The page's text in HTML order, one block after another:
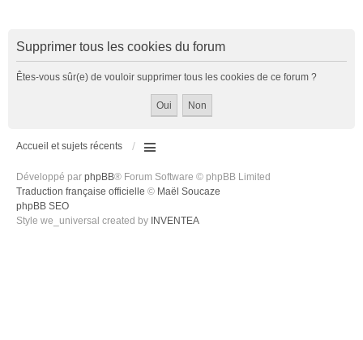
Supprimer tous les cookies du forum
Êtes-vous sûr(e) de vouloir supprimer tous les cookies de ce forum ?
Accueil et sujets récents
Développé par phpBB® Forum Software © phpBB Limited
Traduction française officielle © Maël Soucaze
phpBB SEO
Style we_universal created by INVENTEA